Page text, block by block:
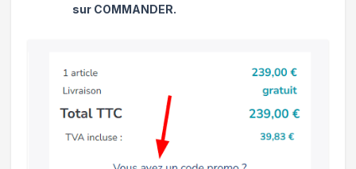
sur COMMANDER.